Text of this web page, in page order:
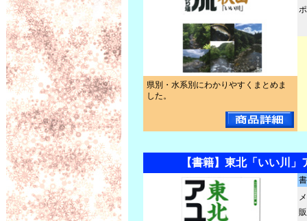
県別・水系別にわかりやすくまとめま
した。
【書籍】東北「いい川」